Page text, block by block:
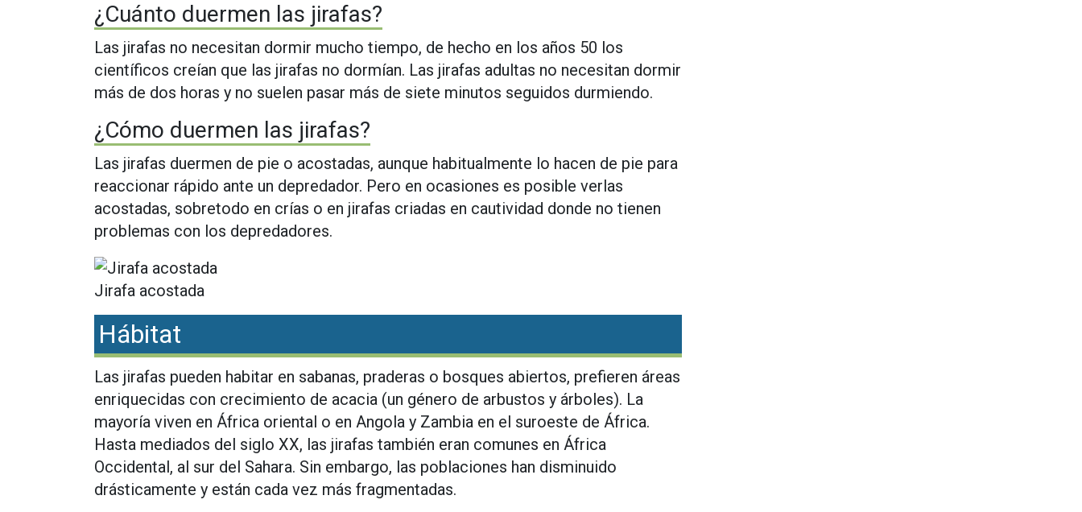
¿Cuánto duermen las jirafas?
Las jirafas no necesitan dormir mucho tiempo, de hecho en los años 50 los
científicos creían que las jirafas no dormían. Las jirafas adultas no necesitan dormir
más de dos horas y no suelen pasar más de siete minutos seguidos durmiendo.
¿Cómo duermen las jirafas?
Las jirafas duermen de pie o acostadas, aunque habitualmente lo hacen de pie para
reaccionar rápido ante un depredador. Pero en ocasiones es posible verlas
acostadas, sobretodo en crías o en jirafas criadas en cautividad donde no tienen
problemas con los depredadores.
Jirafa acostada
Hábitat
Las jirafas pueden habitar en sabanas, praderas o bosques abiertos, prefieren áreas
enriquecidas con crecimiento de acacia (un género de arbustos y árboles). La
mayoría viven en África oriental o en Angola y Zambia en el suroeste de África.
Hasta mediados del siglo XX, las jirafas también eran comunes en África
Occidental, al sur del Sahara. Sin embargo, las poblaciones han disminuido
drásticamente y están cada vez más fragmentadas.